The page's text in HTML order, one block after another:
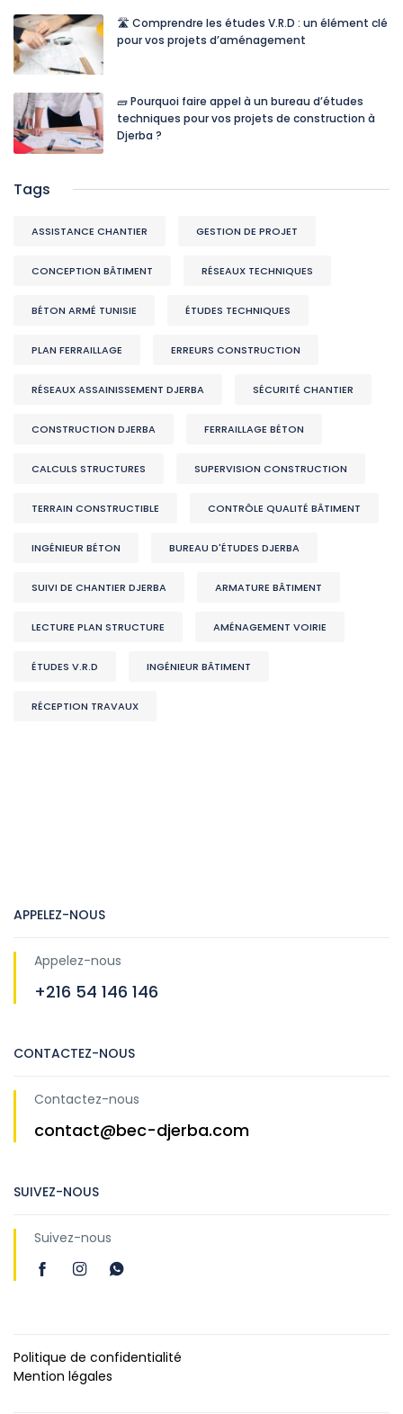
🛣️ Comprendre les études V.R.D : un élément clé
pour vos projets d’aménagement
🧱 Pourquoi faire appel à un bureau d’études
techniques pour vos projets de construction à
Djerba ?
Tags
ASSISTANCE CHANTIER GESTION DE PROJET
CONCEPTION BÂTIMENT RÉSEAUX TECHNIQUES
BÉTON ARMÉ TUNISIE ÉTUDES TECHNIQUES
PLAN FERRAILLAGE ERREURS CONSTRUCTION
RÉSEAUX ASSAINISSEMENT DJERBA SÉCURITÉ CHANTIER
CONSTRUCTION DJERBA FERRAILLAGE BÉTON
CALCULS STRUCTURES SUPERVISION CONSTRUCTION
TERRAIN CONSTRUCTIBLE CONTRÔLE QUALITÉ BÂTIMENT
INGÉNIEUR BÉTON BUREAU D'ÉTUDES DJERBA
SUIVI DE CHANTIER DJERBA ARMATURE BÂTIMENT
LECTURE PLAN STRUCTURE AMÉNAGEMENT VOIRIE
ÉTUDES V.R.D INGÉNIEUR BÂTIMENT
RÉCEPTION TRAVAUX
APPELEZ-NOUS
Appelez-nous
+216 54 146 146
CONTACTEZ-NOUS
Contactez-nous
contact@bec-djerba.com
SUIVEZ-NOUS
Suivez-nous
Politique de confidentialité
Mention légales